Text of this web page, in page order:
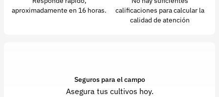
aproximadamente en 16 horas.
calificaciones para calcular la
calidad de atención
Seguros para el campo
Asegura tus cultivos hoy.